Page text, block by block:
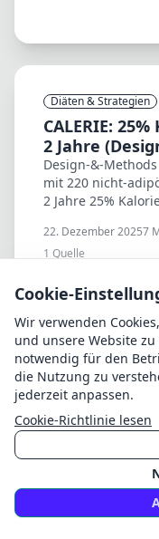
Diäten & Strategien
CALERIE:
2 Jahre
Design-&-
mit 220 nicht-
2 Jahre 25%
Toolbox).
22. Dezember 20257
1 Quelle
Intervallfasten &
Gewicht
besserer
Vergleichsstudie
(NWCR, n=690)
berichteten
Teilnehmende
Cookie-
Wir verwenden
und unsere Website
notwendig für den
die Nutzung zu
jederzeit anpassen.
Cookie-Richtlinie lesen